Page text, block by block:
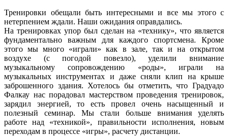
Тренировки обещали быть интересными и все мы этого с
нетерпением ждали. Наши ожидания оправдались.
На тренировках упор был сделан на «технику», что является
фундаментально важным для каждого спортсмена. Кроме
этого мы много «играли» как в зале, так и на открытом
воздухе (с погодой повезло), уделили внимание
музыкальному сопровождению «роды», играли на
музыкальных инструментах и даже сняли клип на крыше
заброшенного здания. Хотелось бы отметить, что Градуадо
Фалкау нас порадовал мастерством проведения тренировок,
зарядил энергией, то есть провел очень насыщенный и
полезный семинар. Мы стали больше внимания уделять
работе над «техникой», правильности исполнения, новым
переходам в процессе «игры», расчету дистанции.